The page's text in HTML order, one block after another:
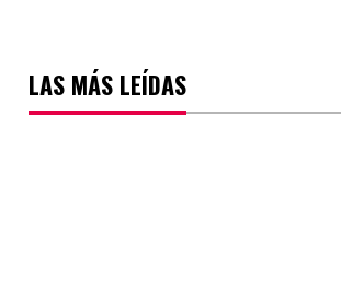
LAS MÁS LEÍDAS